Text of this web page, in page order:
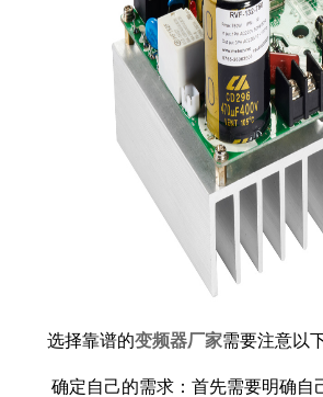
选择靠谱的变频器厂家需要注意以
确定自己的需求：首先需要明确自